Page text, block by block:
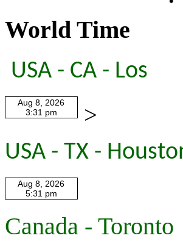
World Time
USA - CA - Los
>
USA - TX -
Canada - Toronto